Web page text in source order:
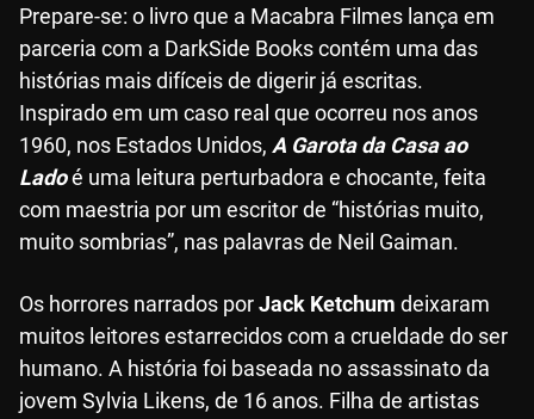
Prepare-se: o livro que a Macabra Filmes lança em
parceria com a DarkSide Books contém uma das
histórias mais difíceis de digerir já escritas.
Inspirado em um caso real que ocorreu nos anos
1960, nos Estados Unidos, A Garota da Casa ao
Ladoé uma leitura perturbadora e chocante, feita
com maestria por um escritor de “histórias muito,
muito sombrias”, nas palavras de Neil Gaiman.
Os horrores narrados porJack Ketchum deixaram
muitos leitores estarrecidos com a crueldade do ser
humano. A história foi baseada no assassinato da
jovem Sylvia Likens, de 16 anos. Filha de artistas